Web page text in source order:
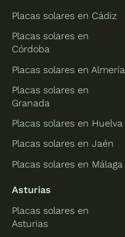
Placas solares en Cádiz
Placas solares en
Córdoba
Placas solares en Almería
Placas solares en
Granada
Placas solares en Huelva
Placas solares en Jaén
Placas solares en Málaga
Asturias
Placas solares en
Asturias